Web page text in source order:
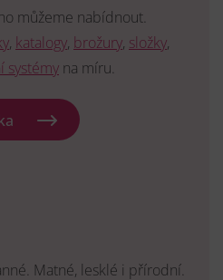
můžeme nabídnout.
, katalogy, brožury, složky,
systémy na míru.
Matné, lesklé i přírodní.